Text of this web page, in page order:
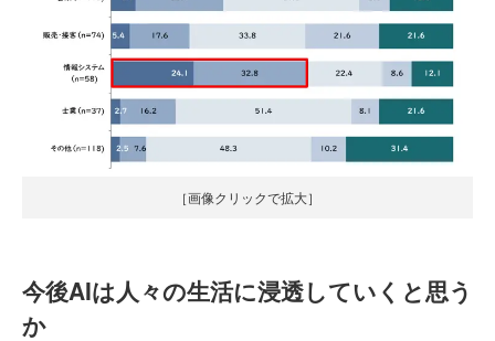
［画像クリックで拡大］
今後AIは人々の生活に浸透していくと思う
か